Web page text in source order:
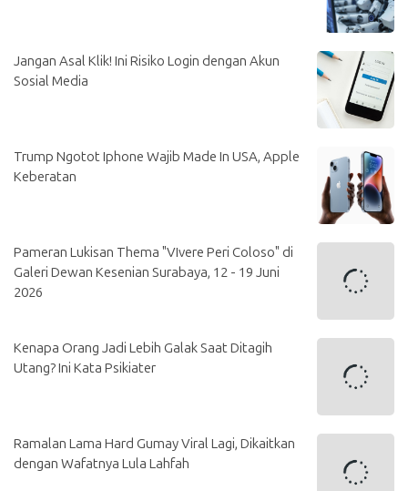
Jangan Asal Klik! Ini Risiko Login dengan Akun
Sosial Media
Trump Ngotot Iphone Wajib Made In USA, Apple
Keberatan
Pameran Lukisan Thema "VIvere Peri Coloso" di
Galeri Dewan Kesenian Surabaya, 12 - 19 Juni
2026
Kenapa Orang Jadi Lebih Galak Saat Ditagih
Utang? Ini Kata Psikiater
Ramalan Lama Hard Gumay Viral Lagi, Dikaitkan
dengan Wafatnya Lula Lahfah